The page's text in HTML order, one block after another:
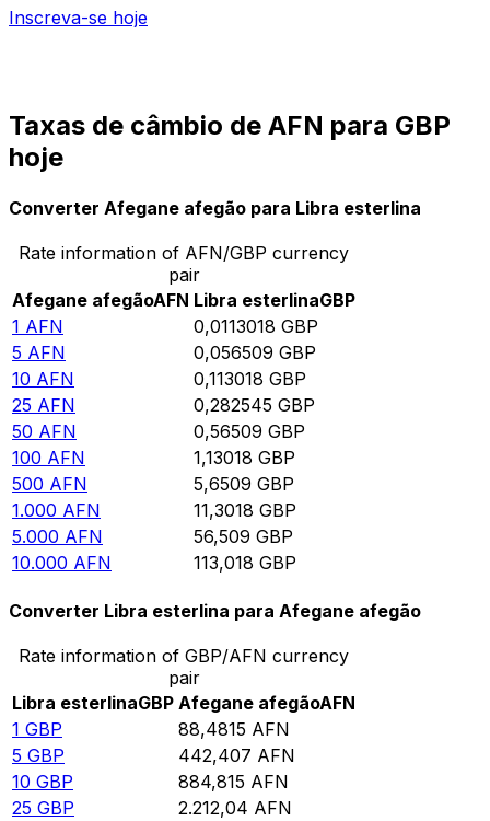
Inscreva-se hoje
Taxas de câmbio de AFN para GBP
hoje
Converter Afegane afegão para Libra esterlina
Rate information of AFN/GBP currency
pair
Afegane afegãoAFN Libra esterlinaGBP
1 AFN 0,0113018 GBP
5 AFN 0,056509 GBP
10 AFN 0,113018 GBP
25 AFN 0,282545 GBP
50 AFN 0,56509 GBP
100 AFN 1,13018 GBP
500 AFN 5,6509 GBP
1.000 AFN 11,3018 GBP
5.000 AFN 56,509 GBP
10.000 AFN 113,018 GBP
Converter Libra esterlina para Afegane afegão
Rate information of GBP/AFN currency
pair
Libra esterlinaGBP Afegane afegãoAFN
1 GBP 88,4815 AFN
5 GBP 442,407 AFN
10 GBP 884,815 AFN
25 GBP 2.212,04 AFN